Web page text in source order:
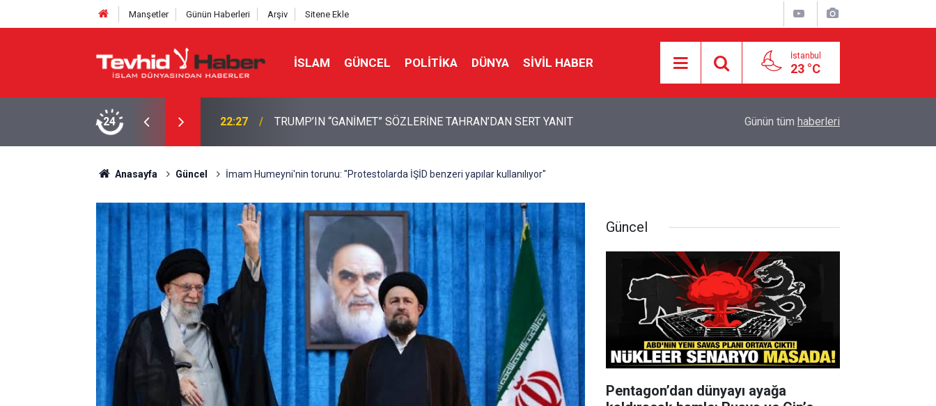
Manşetler Günün Haberleri Arşiv Sitene Ekle
İSLAM GÜNCEL POLITIKA DÜNYA SIVIL HABER İstanbul
23 °C
24
TAHRAN’DAN SERT YANIT 22:13 İbrahimî Bir Seda: Uluslararası Filistin Konvoyu İran ile Umman arasında Hürmüz'de genel
Günün tüm haberleri
Anasayfa Güncel İmam Humeyni'nin torunu: "Protestolarda İŞİD benzeri yapılar kullanılıyor"
Güncel
Pentagon’dan dünyayı ayağa